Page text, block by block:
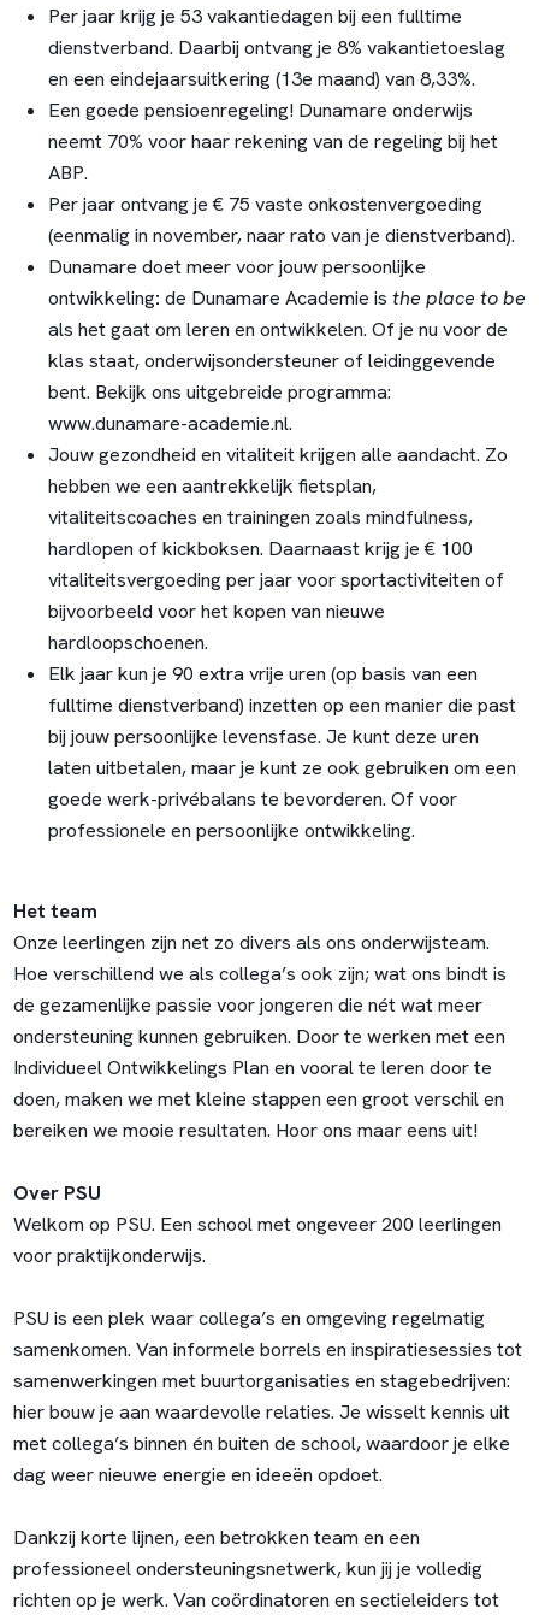
Per jaar krijg je 53 vakantiedagen bij een fulltime
dienstverband. Daarbij ontvang je 8% vakantietoeslag
en een eindejaarsuitkering (13e maand) van 8,33%.
Een goede pensioenregeling! Dunamare onderwijs
neemt 70% voor haar rekening van de regeling bij het
ABP.
Per jaar ontvang je € 75 vaste onkostenvergoeding
(eenmalig in november, naar rato van je dienstverband).
Dunamare doet meer voor jouw persoonlijke
ontwikkeling: de Dunamare Academie is the place to be
als het gaat om leren en ontwikkelen. Of je nu voor de
klas staat, onderwijsondersteuner of leidinggevende
bent. Bekijk ons uitgebreide programma:
www.dunamare-academie.nl.
Jouw gezondheid en vitaliteit krijgen alle aandacht. Zo
hebben we een aantrekkelijk fietsplan,
vitaliteitscoaches en trainingen zoals mindfulness,
hardlopen of kickboksen. Daarnaast krijg je € 100
vitaliteitsvergoeding per jaar voor sportactiviteiten of
bijvoorbeeld voor het kopen van nieuwe
hardloopschoenen.
Elk jaar kun je 90 extra vrije uren (op basis van een
fulltime dienstverband) inzetten op een manier die past
bij jouw persoonlijke levensfase. Je kunt deze uren
laten uitbetalen, maar je kunt ze ook gebruiken om een
goede werk-privébalans te bevorderen. Of voor
professionele en persoonlijke ontwikkeling.
Het team
Onze leerlingen zijn net zo divers als ons onderwijsteam.
Hoe verschillend we als collega’s ook zijn; wat ons bindt is
de gezamenlijke passie voor jongeren die nét wat meer
ondersteuning kunnen gebruiken. Door te werken met een
Individueel Ontwikkelings Plan en vooral te leren door te
doen, maken we met kleine stappen een groot verschil en
bereiken we mooie resultaten. Hoor ons maar eens uit!
Over PSU
Welkom op PSU. Een school met ongeveer 200 leerlingen
voor praktijkonderwijs.
PSU is een plek waar collega’s en omgeving regelmatig
samenkomen. Van informele borrels en inspiratiesessies tot
samenwerkingen met buurtorganisaties en stagebedrijven:
hier bouw je aan waardevolle relaties. Je wisselt kennis uit
met collega’s binnen én buiten de school, waardoor je elke
dag weer nieuwe energie en ideeën opdoet.
Dankzij korte lijnen, een betrokken team en een
professioneel ondersteuningsnetwerk, kun jij je volledig
richten op je werk. Van coördinatoren en sectieleiders tot